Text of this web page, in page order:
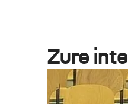
Zure